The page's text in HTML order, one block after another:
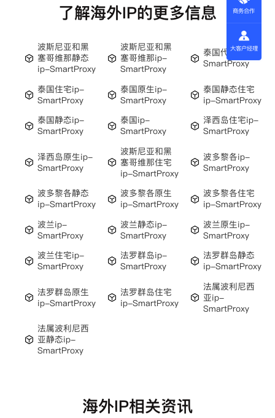
了解海外IP的更多信息
波斯尼亚和黑
塞哥维那静态
ip-SmartProxy
波斯尼亚和黑
塞哥维那ip-
SmartProxy
泰国代理-
SmartProxy
泰国住宅ip-
SmartProxy
泰国原生ip-
SmartProxy
泰国静态住宅
ip-SmartProxy
泰国静态ip-
SmartProxy
泰国ip-
SmartProxy
泽西岛住宅ip-
SmartProxy
泽西岛原生ip-
SmartProxy
波斯尼亚和黑
塞哥维那住宅
ip-SmartProxy
波多黎各ip-
SmartProxy
波多黎各静态
ip-SmartProxy
波多黎各原生
ip-SmartProxy
波多黎各住宅
ip-SmartProxy
波兰ip-
SmartProxy
波兰静态ip-
SmartProxy
波兰原生ip-
SmartProxy
波兰住宅ip-
SmartProxy
法罗群岛ip-
SmartProxy
法罗群岛静态
ip-SmartProxy
法罗群岛原生
ip-SmartProxy
法罗群岛住宅
ip-SmartProxy
法属波利尼西
亚ip-
SmartProxy
法属波利尼西
亚静态ip-
SmartProxy
海外IP相关资讯
商务合作
大客户经理